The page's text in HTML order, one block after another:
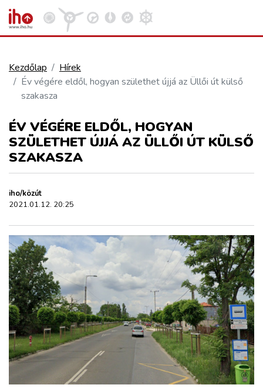
VASÚT
KÖZÚT
REPÜLÉS
KÖZLEKEDÉSFEJLESZTÉS
ZÖLDÚT
HAJÓZÁS
BLOG
Kezdőlap
Hírek
Év végére eldől, hogyan születhet újjá az Üllői út külső
szakasza
ÉV VÉGÉRE ELDŐL, HOGYAN
SZÜLETHET ÚJJÁ AZ ÜLLŐI ÚT KÜLSŐ
SZAKASZA
iho/közút
2021.01.12. 20:25